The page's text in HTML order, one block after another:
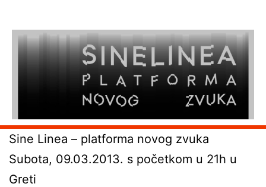
Sine Linea – platforma novog zvuka
Subota, 09.03.2013. s početkom u 21h u
Greti